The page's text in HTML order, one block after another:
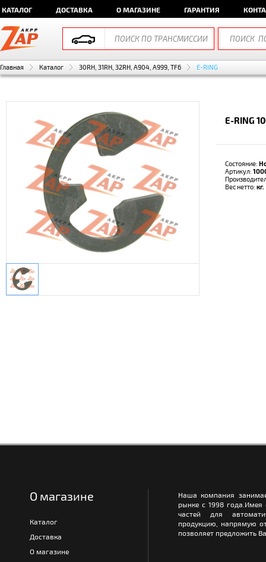
КАТАЛОГ ДОСТАВКА О МАГАЗИНЕ ГАРАНТИЯ
Главная Каталог 30RH, 31RH, 32RH, A904, A999, TF6 E-RING
E-RING
Состояние:
Артикул:
Вес нетто: кг.
О магазине
Каталог
Доставка
О магазине
Наша компания
рынке с 1998
частей для
продукцию, напрямую
позволяет предложить